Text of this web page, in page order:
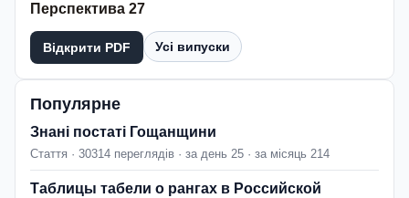
Перспектива 27
Відкрити PDF Усі випуски
Популярне
Знані постаті Гощанщини
Стаття · 30314 переглядів · за день 25 · за місяць 214
Таблицы табели о рангах в Российской